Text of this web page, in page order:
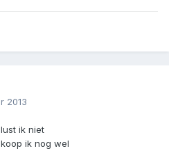
2013
ik niet
ik nog wel